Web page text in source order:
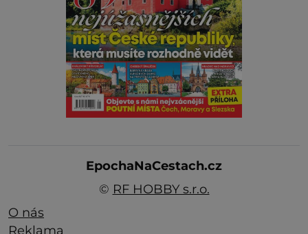
EpochaNaCestach.cz
© RF HOBBY s.r.o.
O nás
Reklama